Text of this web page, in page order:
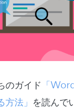
のガイド 「
法」 を読んで